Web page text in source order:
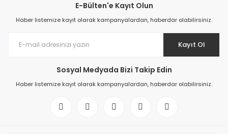
E-Bülten'e Kayıt Olun
Haber listemize kayıt olarak kampanyalardan, haberdar olabilirsiniz.
Kayıt Ol
Sosyal Medyada Bizi Takip Edin
Haber listemize kayıt olarak kampanyalardan, haberdar olabilirsiniz.